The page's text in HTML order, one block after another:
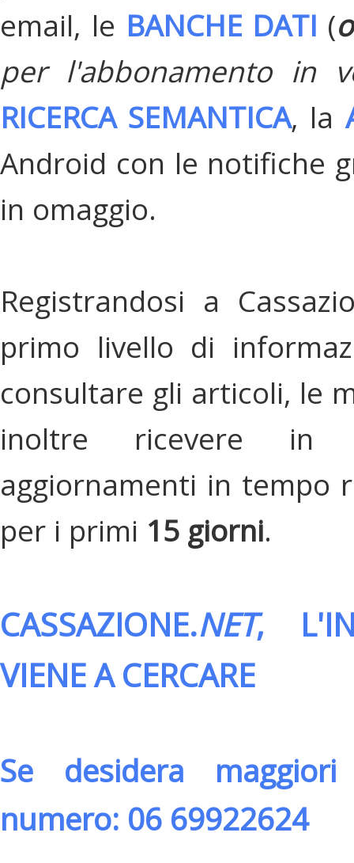
email, le BANCHE DATI (
per l'abbonamento in
RICERCA SEMANTICA, la
Android con le notifiche
in omaggio.
Registrandosi a
primo livello di
consultare gli articoli, le
inoltre ricevere in
aggiornamenti in tempo
per i primi 15 giorni.
CASSAZIONE.NET,
VIENE A CERCARE
Se desidera
numero: 06 69922624